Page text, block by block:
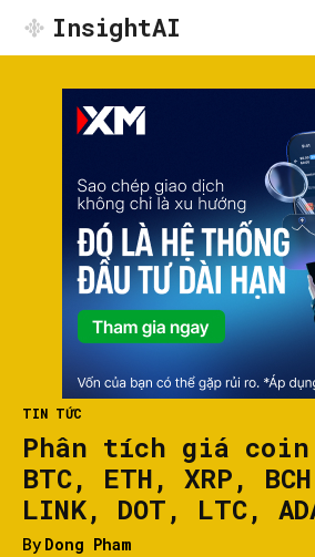
InsightAI
TIN TỨC
Phân tích giá coin
BTC, ETH, XRP,
LINK, DOT, LTC,
By Dong Pham